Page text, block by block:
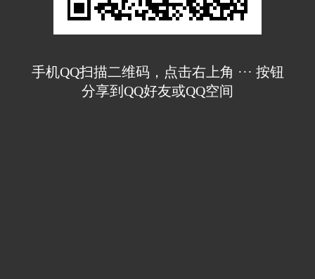
手机QQ扫描二维码，点击右上角 ··· 按钮
分享到QQ好友或QQ空间